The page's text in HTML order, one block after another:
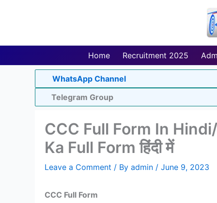
Home Recruitment 2025
WhatsApp Channel
Telegram Group
CCC Full Form In
Ka Full Form हिंदी में
Leave a Comment / By admin / June 9, 2023
CCC Full Form